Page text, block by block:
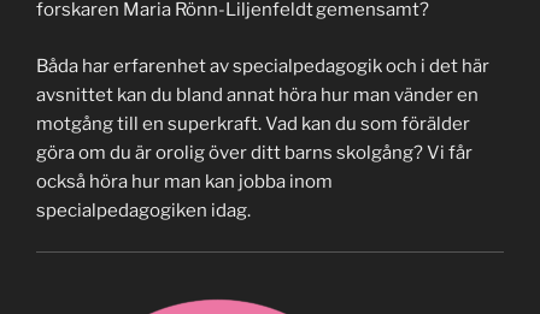
forskaren Maria Rönn-Liljenfeldt gemensamt?
Båda har erfarenhet av specialpedagogik och i det här
avsnittet kan du bland annat höra hur man vänder en
motgång till en superkraft. Vad kan du som förälder
göra om du är orolig över ditt barns skolgång? Vi får
också höra hur man kan jobba inom
specialpedagogiken idag.